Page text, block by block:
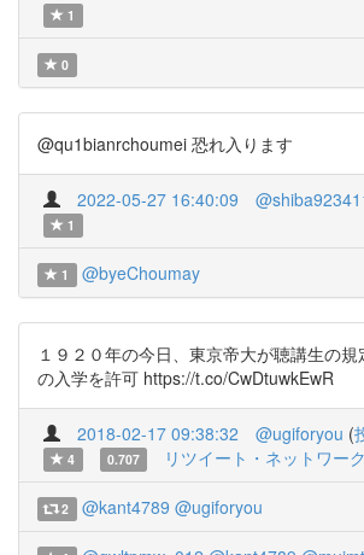
1
0
@qu1bianrchoumei 恐れ入ります
2022-05-27 16:40:09
1
1 @byeChoumay
１９２０年の今日、東京帝大が聴講生の
の入学を許可 https://t.co/CwDtuwkEwR
2018-02-17 09:38:32 @ugiforyou (
4
0.707 リツイート・ネットワー
2 @kant4789 @ugiforyou